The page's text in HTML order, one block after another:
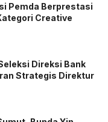
Pemda Berprestasi
Creative
Direksi Bank
Strategis Direktur